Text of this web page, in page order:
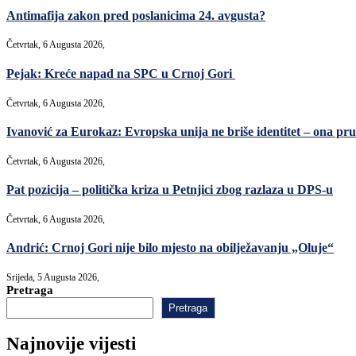
Antimafija zakon pred poslanicima 24. avgusta?
Četvrtak, 6 Augusta 2026,
Pejak: Kreće napad na SPC u Crnoj Gori
Četvrtak, 6 Augusta 2026,
Ivanović za Eurokaz: Evropska unija ne briše identitet – ona
Četvrtak, 6 Augusta 2026,
Pat pozicija – politička kriza u Petnjici zbog razlaza u DPS-u
Četvrtak, 6 Augusta 2026,
Andrić: Crnoj Gori nije bilo mjesto na obilježavanju „Oluje“
Srijeda, 5 Augusta 2026,
Pretraga
Pretraga
Najnovije vijesti